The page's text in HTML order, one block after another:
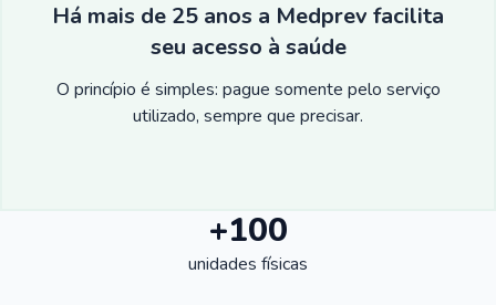
Há mais de 25 anos a Medprev facilita
seu acesso à saúde
O princípio é simples: pague somente pelo serviço
utilizado, sempre que precisar.
+100
unidades físicas